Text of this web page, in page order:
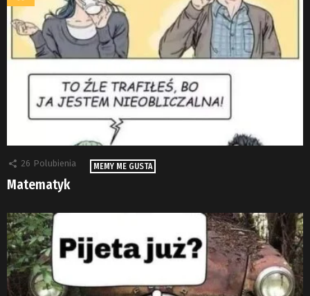
26 Polubienia MEMY ME GUSTA
Matematyk